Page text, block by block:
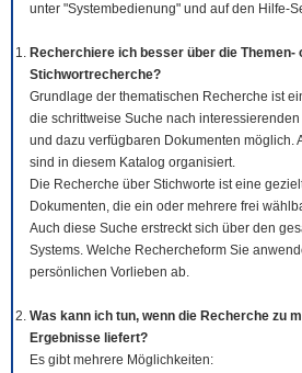
unter "Systembedienung" und auf den Hilfe-
Recherchiere ich besser über die Themen-
Stichwortrecherche?
Grundlage der thematischen Recherche ist
die schrittweise Suche nach
und dazu verfügbaren Dokumenten möglich.
sind in diesem Katalog organisiert.
Die Recherche über Stichworte ist eine
Dokumenten, die ein oder mehrere frei
Auch diese Suche erstreckt sich über den
Systems. Welche Rechercheform Sie
persönlichen Vorlieben ab.
Was kann ich tun, wenn die Recherche zu
Ergebnisse liefert?
Es gibt mehrere Möglichkeiten: